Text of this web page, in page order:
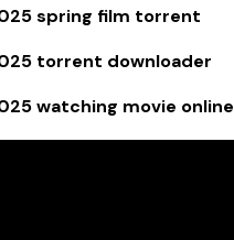
spring film torrent
torrent downloader
watching movie online